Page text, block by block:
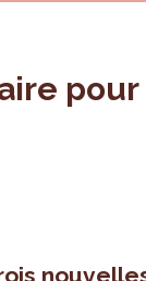
pour